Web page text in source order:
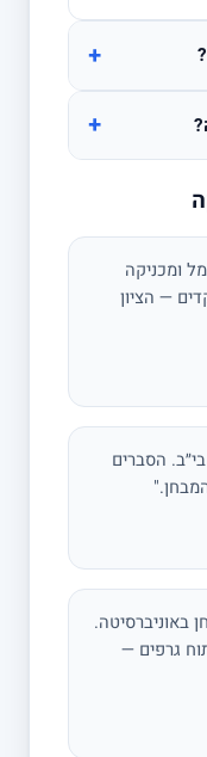
+
+
ומכניקה
— הציון
הסברים
באוניברסיטה.
גרפים —